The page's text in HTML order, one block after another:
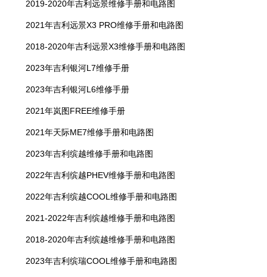
2019-2020年吉利远景维修手册和电路图
2021年吉利远景X3 PRO维修手册和电路图
2018-2020年吉利远景X3维修手册和电路图
2023年吉利银河L7维修手册
2023年吉利银河L6维修手册
2021年岚图FREE维修手册
2021年天际ME7维修手册和电路图
2023年吉利缤越维修手册和电路图
2022年吉利缤越PHEV维修手册和电路图
2022年吉利缤越COOL维修手册和电路图
2021-2022年吉利缤越维修手册和电路图
2018-2020年吉利缤越维修手册和电路图
2023年吉利缤瑞COOL维修手册和电路图